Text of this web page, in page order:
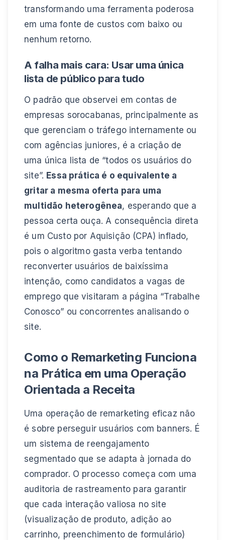
transformando uma ferramenta poderosa
em uma fonte de custos com baixo ou
nenhum retorno.
A falha mais cara: Usar uma única
lista de público para tudo
O padrão que observei em contas de
empresas sorocabanas, principalmente as
que gerenciam o tráfego internamente ou
com agências juniores, é a criação de
uma única lista de “todos os usuários do
site”. Essa prática é o equivalente a
gritar a mesma oferta para uma
multidão heterogênea, esperando que a
pessoa certa ouça. A consequência direta
é um Custo por Aquisição (CPA) inflado,
pois o algoritmo gasta verba tentando
reconverter usuários de baixíssima
intenção, como candidatos a vagas de
emprego que visitaram a página “Trabalhe
Conosco” ou concorrentes analisando o
site.
Como o Remarketing Funciona
na Prática em uma Operação
Orientada a Receita
Uma operação de remarketing eficaz não
é sobre perseguir usuários com banners. É
um sistema de reengajamento
segmentado que se adapta à jornada do
comprador. O processo começa com uma
auditoria de rastreamento para garantir
que cada interação valiosa no site
(visualização de produto, adição ao
carrinho, preenchimento de formulário)